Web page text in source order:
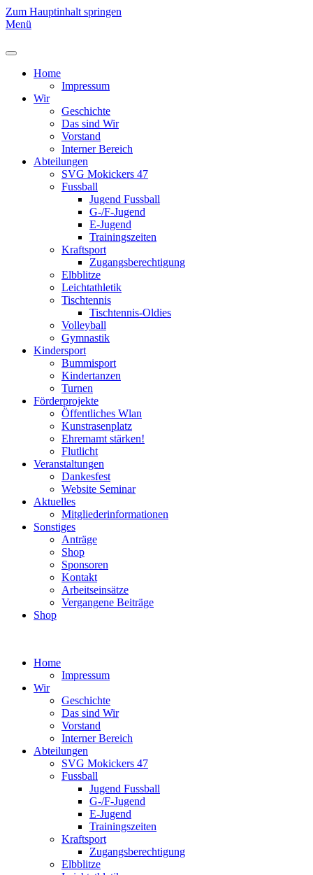
Zum Hauptinhalt springen
Menü
Home
Impressum
Wir
Geschichte
Das sind Wir
Vorstand
Interner Bereich
Abteilungen
SVG Mokickers 47
Fussball
Jugend Fussball
G-/F-Jugend
E-Jugend
Trainingszeiten
Kraftsport
Zugangsberechtigung
Elbblitze
Leichtathletik
Tischtennis
Tischtennis-Oldies
Volleyball
Gymnastik
Kindersport
Bummisport
Kindertanzen
Turnen
Förderprojekte
Öffentliches Wlan
Kunstrasenplatz
Ehremamt stärken!
Flutlicht
Veranstaltungen
Dankesfest
Website Seminar
Aktuelles
Mitgliederinformationen
Sonstiges
Anträge
Shop
Sponsoren
Kontakt
Arbeitseinsätze
Vergangene Beiträge
Shop
Home
Impressum
Wir
Geschichte
Das sind Wir
Vorstand
Interner Bereich
Abteilungen
SVG Mokickers 47
Fussball
Jugend Fussball
G-/F-Jugend
E-Jugend
Trainingszeiten
Kraftsport
Zugangsberechtigung
Elbblitze